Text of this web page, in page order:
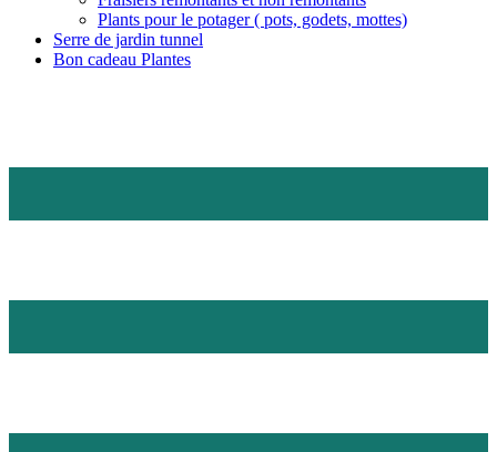
Plants pour le potager ( pots, godets, mottes)
Serre de jardin tunnel
Bon cadeau Plantes